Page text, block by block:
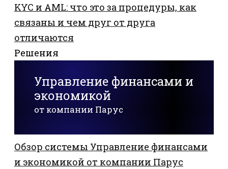
KYC и AML: что это за процедуры, как
связаны и чем друг от друга
отличаются
Решения
Управление финансами и
экономикой
от компании Парус
Обзор системы Управление финансами
и экономикой от компании Парус